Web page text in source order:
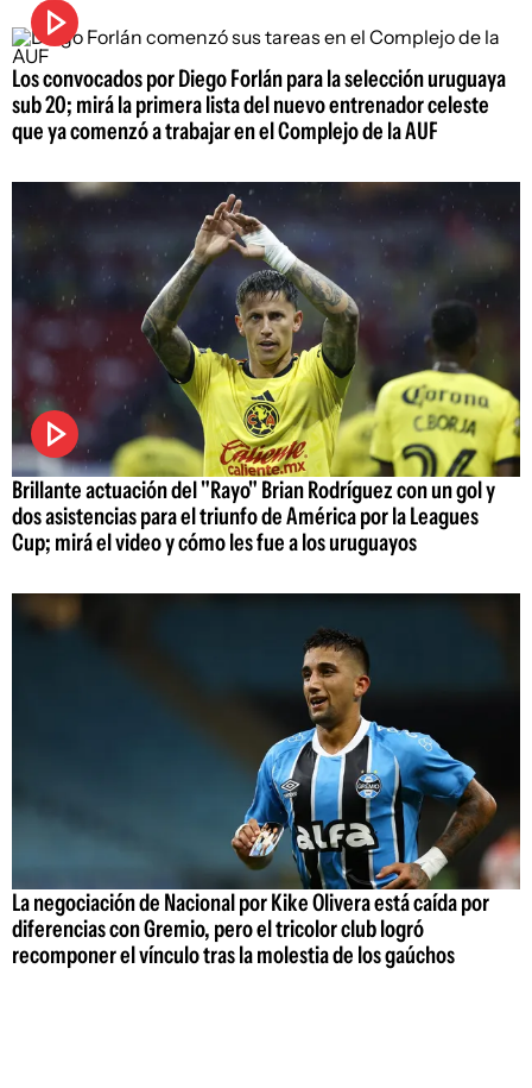
Los convocados por Diego Forlán para la selección uruguaya
sub 20; mirá la primera lista del nuevo entrenador celeste
que ya comenzó a trabajar en el Complejo de la AUF
Brillante actuación del "Rayo" Brian Rodríguez con un gol y
dos asistencias para el triunfo de América por la Leagues
Cup; mirá el video y cómo les fue a los uruguayos
La negociación de Nacional por Kike Olivera está caída por
diferencias con Gremio, pero el tricolor club logró
recomponer el vínculo tras la molestia de los gaúchos